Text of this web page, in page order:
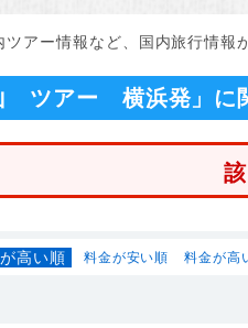
アー情報など、国内旅行情報
ツアー 横浜発」に
高い順 料金が安い順 料金が高